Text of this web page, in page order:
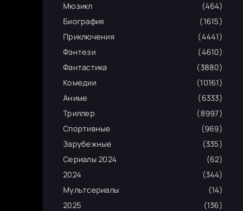
Мюзикл
(464)
Биография
(1615)
Приключения
(4441)
Фэнтези
(4610)
Фантастика
(3880)
Комедии
(10161)
Аниме
(6333)
Триллер
(8997)
Спортивные
(969)
Зарубежные
(335)
Сериалы 2024
(62)
2024
(344)
Мультсериалы
(14)
2025
(136)